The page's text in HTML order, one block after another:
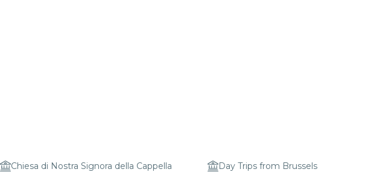
Chiesa di Nostra Signora della Cappella Day Trips from Brussels